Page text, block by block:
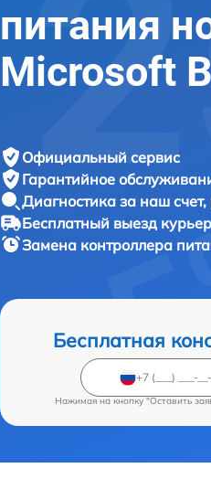
питания
Microsoft
Официальный сервис
Гарантийное
Диагностика за наш счет,
Бесплатный выезд
Замена контроллера
Бесплатная
Нажимая на кнопку "Оставить